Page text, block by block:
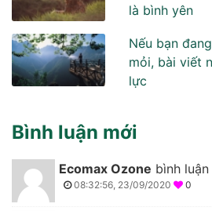
là bình yên
Nếu bạn
mỏi, bài viết
lực
Bình luận mới
Ecomax Ozone bình
08:32:56, 23/09/2020 0